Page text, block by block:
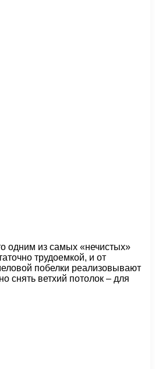
одним из самых «нечистых»
трудоемкой, и от
побелки реализовывают
снять ветхий потолок – для